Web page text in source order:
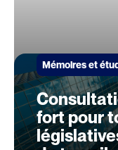
Mémoires et
fort pour